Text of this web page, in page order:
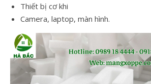
Thiết bị cơ khi
Camera, laptop, màn hình.